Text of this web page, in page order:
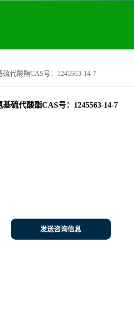
代酸酯CAS号：1245563-14-7
硫代酸酯CAS号：1245563-14-7
发送咨询信息